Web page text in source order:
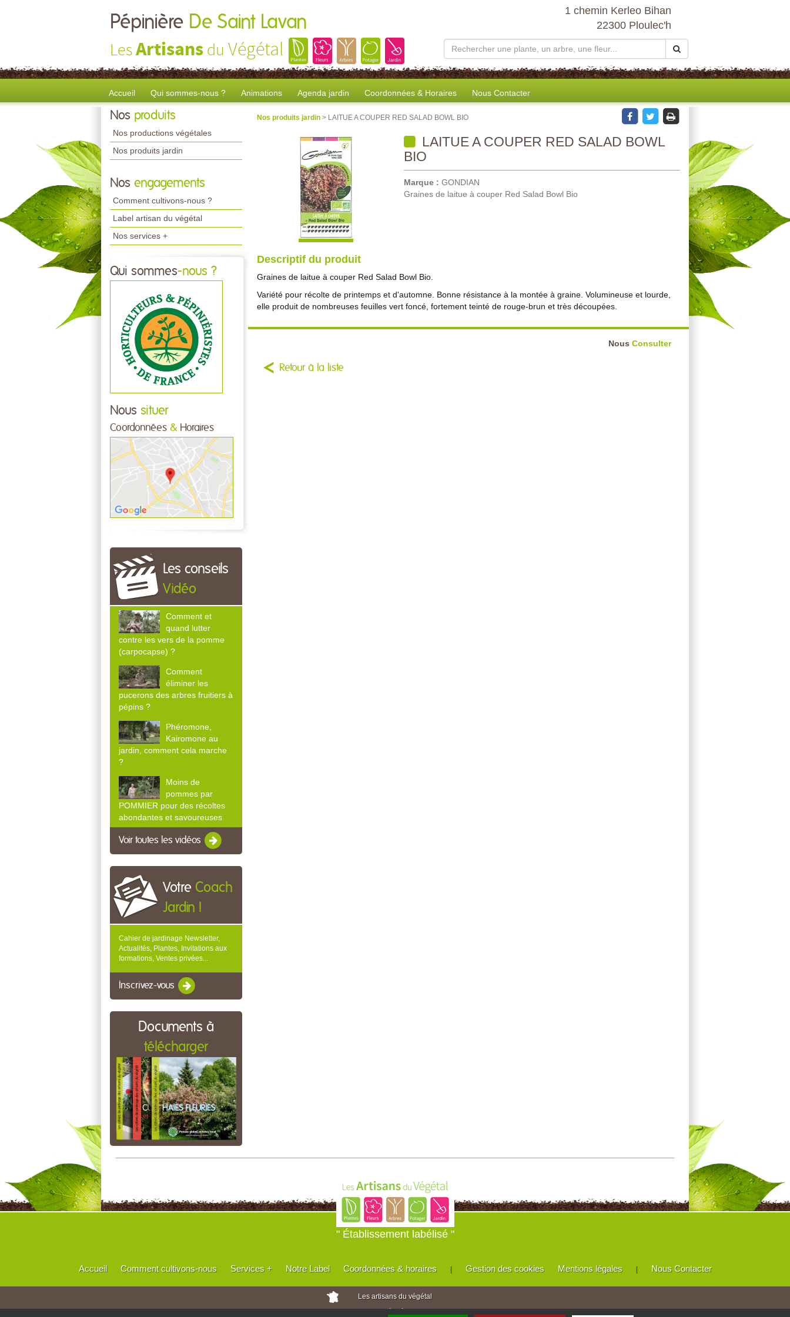
Pépinière De Saint Lavan
LesArtisans du Végétal
1 chemin Kerleo Bihan
22300 Ploulec'h
Accueil Qui sommes-nous ? Animations Agenda jardin Coordonnées & Horaires Nous Contacter
Nos produits
Nos productions végétales
Nos produits jardin
Nos engagements
Comment cultivons-nous ?
Label artisan du végétal
Nos services +
Qui sommes-nous ?
Nous situer
Coordonnées & Horaires
Les conseils
Vidéo
Comment et
quand lutter
contre les vers de la pomme
(carpocapse) ?
Comment
éliminer les
pucerons des arbres fruitiers à
pépins ?
Phéromone,
Kairomone au
jardin, comment cela marche
?
Moins de
pommes par
POMMIER pour des récoltes
abondantes et savoureuses
Voir toutes les vidéos
Votre Coach
Jardin !
Cahier de jardinage Newsletter,
Actualités, Plantes, Invitations aux
formations, Ventes privées...
Inscrivez-vous
Documents à
télécharger
Nos produits jardin > LAITUE A COUPER RED SALAD BOWL BIO
LAITUE A COUPER RED SALAD BOWL
BIO
Marque : GONDIAN
Graines de laitue à couper Red Salad Bowl Bio
Descriptif du produit
Graines de laitue à couper Red Salad Bowl Bio.
Variété pour récolte de printemps et d'automne. Bonne résistance à la montée à graine. Volumineuse et lourde,
elle produit de nombreuses feuilles vert foncé, fortement teinté de rouge-brun et très découpées.
Nous Consulter
Retour à la liste
" Établissement labélisé "
Accueil Comment cultivons-nous Services + Notre Label Coordonnées & horaires | Gestion des cookies Mentions légales | Nous Contacter
Les artisans du végétal
Horticulteurs et pépinièristes de France